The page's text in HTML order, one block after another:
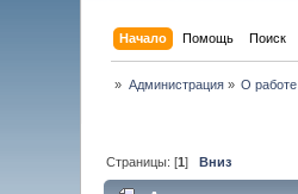
Начало Помощь Поиск
» Администрация» О
Страницы: [1]Вниз